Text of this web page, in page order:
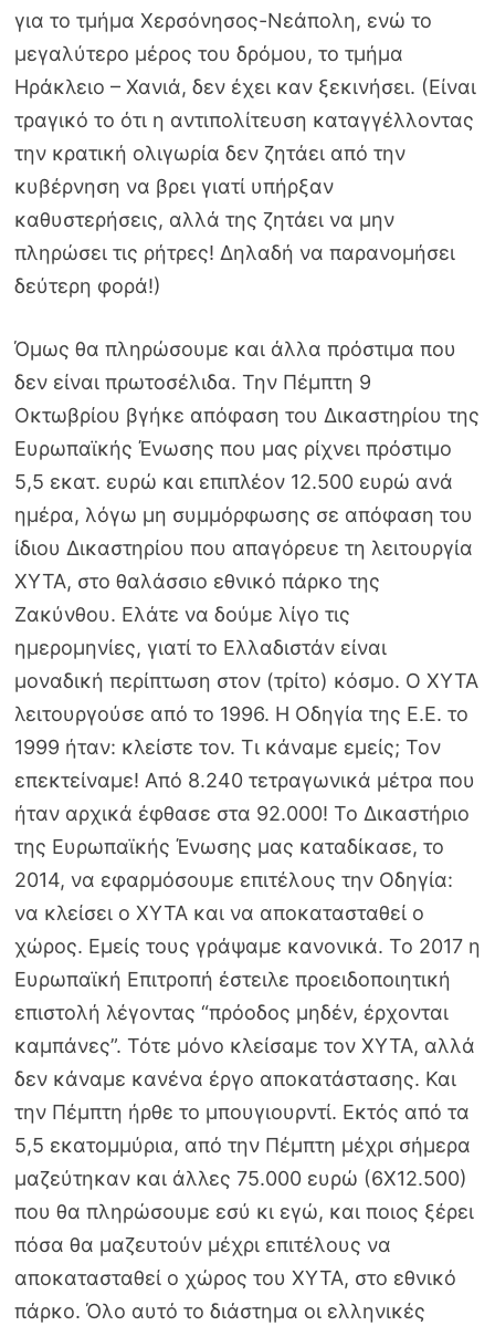
για το τμήμα Χερσόνησος-Νεάπολη, ενώ το
μεγαλύτερο μέρος του δρόμου, το τμήμα
Ηράκλειο – Χανιά, δεν έχει καν ξεκινήσει. (Είναι
τραγικό το ότι η αντιπολίτευση καταγγέλλοντας
την κρατική ολιγωρία δεν ζητάει από την
κυβέρνηση να βρει γιατί υπήρξαν
καθυστερήσεις, αλλά της ζητάει να μην
πληρώσει τις ρήτρες! Δηλαδή να παρανομήσει
δεύτερη φορά!)
Όμως θα πληρώσουμε και άλλα πρόστιμα που
δεν είναι πρωτοσέλιδα. Την Πέμπτη 9
Οκτωβρίου βγήκε απόφαση του Δικαστηρίου της
Ευρωπαϊκής Ένωσης που μας ρίχνει πρόστιμο
5,5 εκατ. ευρώ και επιπλέον 12.500 ευρώ ανά
ημέρα, λόγω μη συμμόρφωσης σε απόφαση του
ίδιου Δικαστηρίου που απαγόρευε τη λειτουργία
ΧΥΤΑ, στο θαλάσσιο εθνικό πάρκο της
Ζακύνθου. Ελάτε να δούμε λίγο τις
ημερομηνίες, γιατί το Ελλαδιστάν είναι
μοναδική περίπτωση στον (τρίτο) κόσμο. Ο ΧΥΤΑ
λειτουργούσε από το 1996. Η Οδηγία της Ε.Ε. το
1999 ήταν: κλείστε τον. Τι κάναμε εμείς; Τον
επεκτείναμε! Από 8.240 τετραγωνικά μέτρα που
ήταν αρχικά έφθασε στα 92.000! Το Δικαστήριο
της Ευρωπαϊκής Ένωσης μας καταδίκασε, το
2014, να εφαρμόσουμε επιτέλους την Οδηγία:
να κλείσει ο ΧΥΤΑ και να αποκατασταθεί ο
χώρος. Εμείς τους γράψαμε κανονικά. Το 2017 η
Ευρωπαϊκή Επιτροπή έστειλε προειδοποιητική
επιστολή λέγοντας “πρόοδος μηδέν, έρχονται
καμπάνες”. Τότε μόνο κλείσαμε τον ΧΥΤΑ, αλλά
δεν κάναμε κανένα έργο αποκατάστασης. Και
την Πέμπτη ήρθε το μπουγιουρντί. Εκτός από τα
5,5 εκατομμύρια, από την Πέμπτη μέχρι σήμερα
μαζεύτηκαν και άλλες 75.000 ευρώ (6Χ12.500)
που θα πληρώσουμε εσύ κι εγώ, και ποιος ξέρει
πόσα θα μαζευτούν μέχρι επιτέλους να
αποκατασταθεί ο χώρος του ΧΥΤΑ, στο εθνικό
πάρκο. Όλο αυτό το διάστημα οι ελληνικές